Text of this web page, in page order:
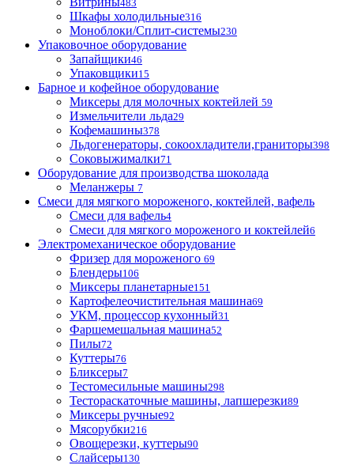
483
Шкафы холодильные316
Моноблоки/Сплит-системы230
Упаковочное оборудование
Запайщики46
Упаковщики15
Барное и кофейное оборудование
Миксеры для молочных коктейлей 59
Измельчители льда29
Кофемашины378
Льдогенераторы, сокоохладители,граниторы398
Соковыжималки71
Оборудование для производства шоколада
Меланжеры 7
Смеси для мягкого мороженого, коктейлей, вафель
Смеси для вафель4
Смеси для мягкого мороженого и коктейлей6
Электромеханическое оборудование
Фризер для мороженого 69
Блендеры106
Миксеры планетарные151
Картофелеочистительная машина69
УКМ, процессор кухонный31
Фаршемешальная машина52
Пилы72
Куттеры76
Бликсеры7
Тестомесильные машины298
Тестораскаточные машины, лапшерезки89
Миксеры ручные92
Мясорубки216
Овощерезки, куттеры90
Слайсеры130